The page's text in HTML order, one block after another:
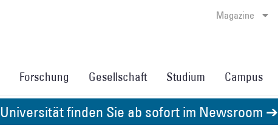
Magazine
Forschung Gesellschaft Studium Campus
finden Sie ab sofort im Newsroom ➔